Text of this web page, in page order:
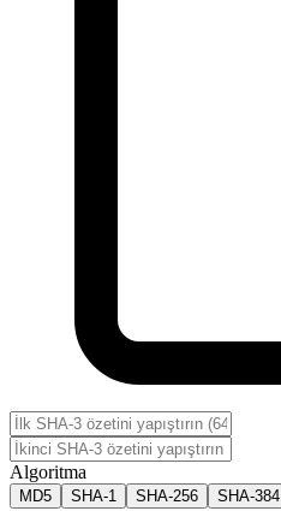
Algoritma
MD5 SHA-1 SHA-256 SHA-384